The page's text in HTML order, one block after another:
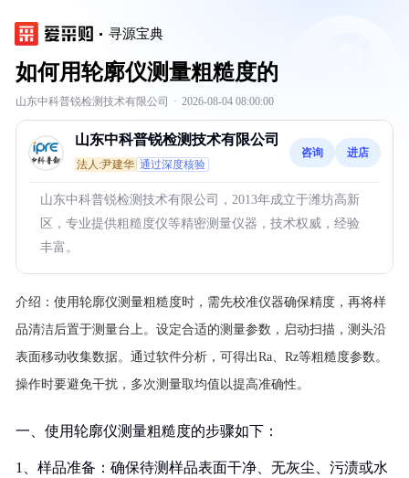
寻源宝典
如何用轮廓仪测量粗糙度的
山东中科普锐检测技术有限公司 · 2026-08-04 08:00:00
山东中科普锐检测技术有限公司
法人:尹建华 通过深度核验
咨询 进店
山东中科普锐检测技术有限公司，2013年成立于潍坊高新
区，专业提供粗糙度仪等精密测量仪器，技术权威，经验
丰富。
介绍： 使用轮廓仪测量粗糙度时，需先校准仪器确保精度，再将样
品清洁后置于测量台上。设定合适的测量参数，启动扫描，测头沿
表面移动收集数据。通过软件分析，可得出Ra、Rz等粗糙度参数。
操作时要避免干扰，多次测量取均值以提高准确性。
一、使用轮廓仪测量粗糙度的步骤如下：
1、样品准备：确保待测样品表面干净、无灰尘、污渍或水